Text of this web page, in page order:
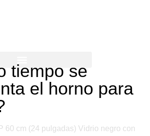
tiempo se
el horno para